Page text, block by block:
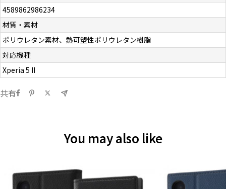
4589862986234
材質・素材
ポリウレタン素材、熱可塑性ポリウレタン樹脂
対応機種
Xperia 5 II
共有
You may also like